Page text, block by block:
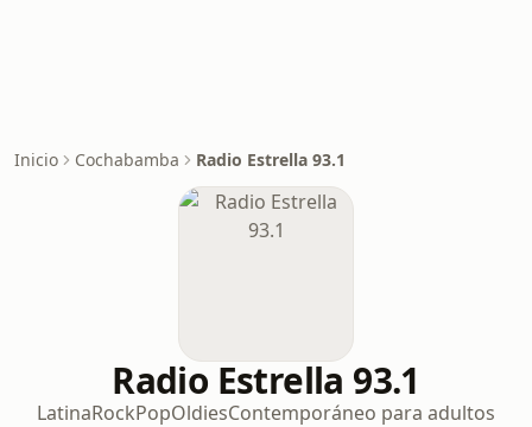
Inicio Cochabamba Radio Estrella 93.1
Radio Estrella 93.1
LatinaRockPopOldiesContemporáneo para adultos